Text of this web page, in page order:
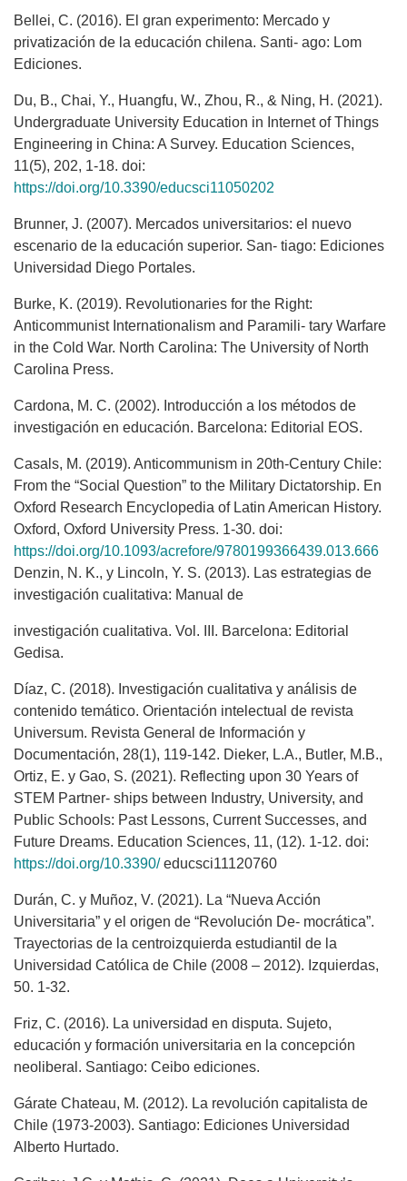
Bellei, C. (2016). El gran experimento: Mercado y
privatización de la educación chilena. Santi- ago: Lom
Ediciones.
Du, B., Chai, Y., Huangfu, W., Zhou, R., & Ning, H. (2021).
Undergraduate University Education in Internet of Things
Engineering in China: A Survey. Education Sciences,
11(5), 202, 1-18. doi:
https://doi.org/10.3390/educsci11050202
Brunner, J. (2007). Mercados universitarios: el nuevo
escenario de la educación superior. San- tiago: Ediciones
Universidad Diego Portales.
Burke, K. (2019). Revolutionaries for the Right:
Anticommunist Internationalism and Paramili- tary Warfare
in the Cold War. North Carolina: The University of North
Carolina Press.
Cardona, M. C. (2002). Introducción a los métodos de
investigación en educación. Barcelona: Editorial EOS.
Casals, M. (2019). Anticommunism in 20th-Century Chile:
From the “Social Question” to the Military Dictatorship. En
Oxford Research Encyclopedia of Latin American History.
Oxford, Oxford University Press. 1-30. doi:
https://doi.org/10.1093/acrefore/9780199366439.013.666
Denzin, N. K., y Lincoln, Y. S. (2013). Las estrategias de
investigación cualitativa: Manual de
investigación cualitativa. Vol. III. Barcelona: Editorial
Gedisa.
Díaz, C. (2018). Investigación cualitativa y análisis de
contenido temático. Orientación intelectual de revista
Universum. Revista General de Información y
Documentación, 28(1), 119-142. Dieker, L.A., Butler, M.B.,
Ortiz, E. y Gao, S. (2021). Reflecting upon 30 Years of
STEM Partner- ships between Industry, University, and
Public Schools: Past Lessons, Current Successes, and
Future Dreams. Education Sciences, 11, (12). 1-12. doi:
https://doi.org/10.3390/educsci11120760
Durán, C. y Muñoz, V. (2021). La “Nueva Acción
Universitaria” y el origen de “Revolución De- mocrática”.
Trayectorias de la centroizquierda estudiantil de la
Universidad Católica de Chile (2008 – 2012). Izquierdas,
50. 1-32.
Friz, C. (2016). La universidad en disputa. Sujeto,
educación y formación universitaria en la concepción
neoliberal. Santiago: Ceibo ediciones.
Gárate Chateau, M. (2012). La revolución capitalista de
Chile (1973-2003). Santiago: Ediciones Universidad
Alberto Hurtado.